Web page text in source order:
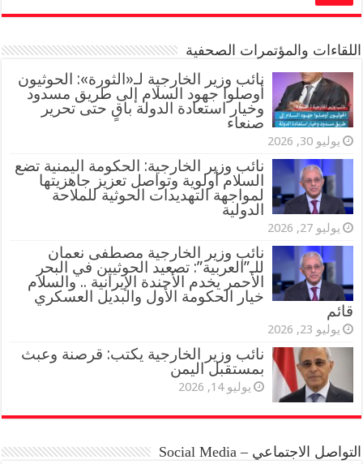
اللقاءات والمؤتمرات الصحفية
‏نائب وزير الخارجية لـ«الثورة»: الحوثيون
أوصلوا جهود السلام إلى طريق مسدود
وخيار استعادة الدولة باقٍ حتى تحرير
صنعاء
يوليو 30, 2026
نائب وزير الخارجية: الحكومة اليمنية تضع
السلام أولوية وتواصل تعزيز جاهزيتها
لمواجهة التهديدات الحوثية للملاحة
الدولية
يوليو 27, 2026
نائب وزير الخارجية مصطفى نعمان
للـ”العربية”: تصعيد الحوثيين في البحر
الأحمر يخدم الأجندة الإيرانية .. والسلام
خيار الحكومة الأول والبديل العسكري
قائم
يوليو 23, 2026
نائب وزير الخارجية يكتب: قرصنة وعبث
بمستقبل اليمن
يوليو 14, 2026
التواصل الاجتماعي – Social Media